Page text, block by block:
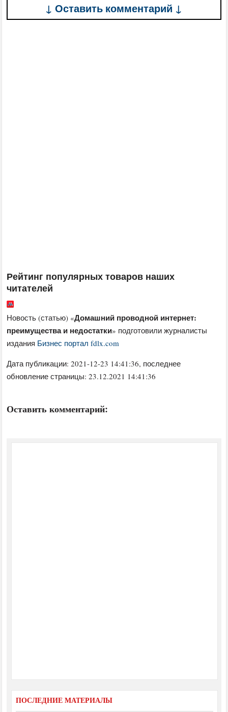
↓ Оставить комментарий ↓
Рейтинг популярных товаров наших
читателей
Новость (статью) «Домашний проводной интернет:
преимущества и недостатки» подготовили журналисты
издания Бизнес портал fdlx.com
Дата публикации:2021-12-23 14:41:36, последнее
обновление страницы: 23.12.2021 14:41:36
Оставить комментарий:
ПОСЛЕДНИЕ МАТЕРИАЛЫ